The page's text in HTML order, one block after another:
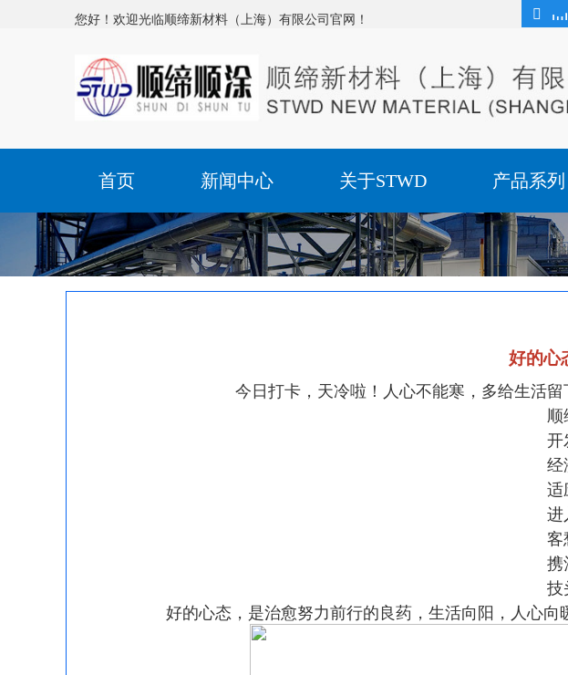
您好！欢迎光临顺缔新材料（上海）有限公司官网！
首页 新闻中心 关于STWD 产品系列
好的心
今日打卡，天冷啦！人心不能寒，多给生活
顺
开
经
适
进
客
携
技
好的心态，是治愈努力前行的良药，生活向阳，人心